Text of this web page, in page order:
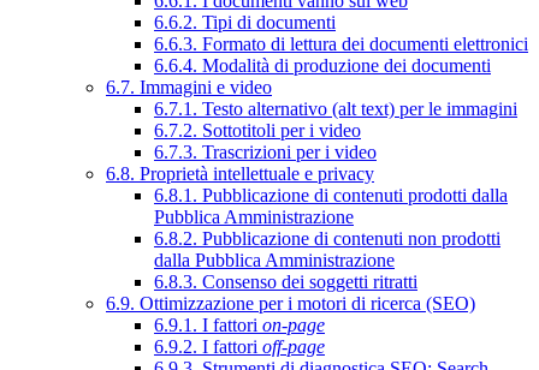
6.6.2. Tipi di documenti
6.6.3. Formato di lettura dei documenti elettronici
6.6.4. Modalità di produzione dei documenti
6.7. Immagini e video
6.7.1. Testo alternativo (alt text) per le immagini
6.7.2. Sottotitoli per i video
6.7.3. Trascrizioni per i video
6.8. Proprietà intellettuale e privacy
6.8.1. Pubblicazione di contenuti prodotti dalla
Pubblica Amministrazione
6.8.2. Pubblicazione di contenuti non prodotti
dalla Pubblica Amministrazione
6.8.3. Consenso dei soggetti ritratti
6.9. Ottimizzazione per i motori di ricerca (SEO)
6.9.1. I fattori on-page
6.9.2. I fattori off-page